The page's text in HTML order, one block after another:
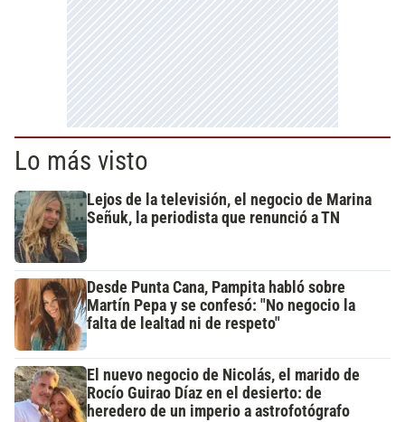
Lo más visto
Lejos de la televisión, el negocio de Marina
Señuk, la periodista que renunció a TN
Desde Punta Cana, Pampita habló sobre
Martín Pepa y se confesó: "No negocio la
falta de lealtad ni de respeto"
El nuevo negocio de Nicolás, el marido de
Rocío Guirao Díaz en el desierto: de
heredero de un imperio a astrofotógrafo